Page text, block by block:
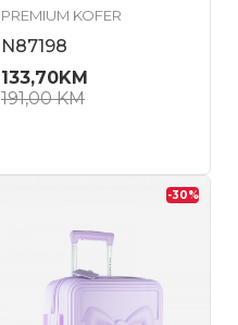
PREMIUM KOFER
N87198
133,70KM
191,00KM
-30%